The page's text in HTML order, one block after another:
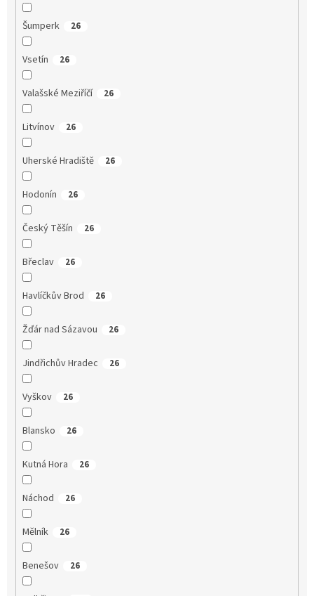
Šumperk 26
Vsetín 26
Valašské Meziříčí 26
Litvínov 26
Uherské Hradiště 26
Hodonín 26
Český Těšín 26
Břeclav 26
Havlíčkův Brod 26
Žďár nad Sázavou 26
Jindřichův Hradec 26
Vyškov 26
Blansko 26
Kutná Hora 26
Náchod 26
Mělník 26
Benešov 26